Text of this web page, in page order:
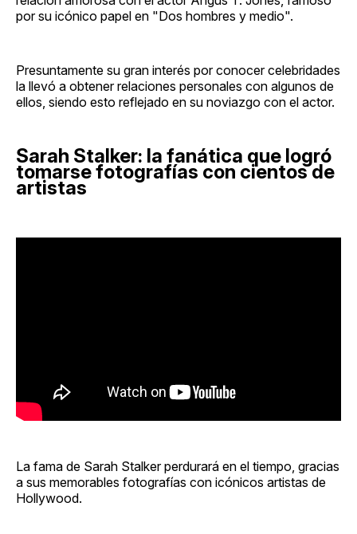
por su icónico papel en "Dos hombres y medio".
Presuntamente su gran interés por conocer celebridades
la llevó a obtener relaciones personales con algunos de
ellos, siendo esto reflejado en su noviazgo con el actor.
Sarah Stalker: la fanática que logró
tomarse fotografías con cientos de
artistas
La fama de Sarah Stalker perdurará en el tiempo, gracias
a sus memorables fotografías con icónicos artistas de
Hollywood.